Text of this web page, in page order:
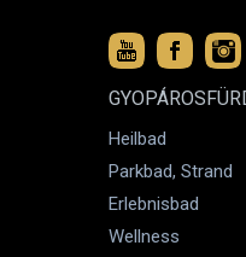
Heilbad
Parkbad, Strand
Erlebnisbad
Wellness